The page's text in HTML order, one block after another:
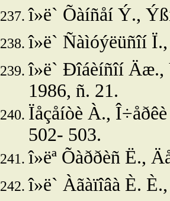
î»ë` Õàíñåí Ý.,
î»ë` Ñàìóýëüñîí Ï.,
î»ë` Ðîáèíñîí Äæ.,
1986, ñ. 21.
Ïåçåíòè À.,
502- 503.
î»ëª Õàððèñ Ë.,
î»ë` Àãàïîâà È.